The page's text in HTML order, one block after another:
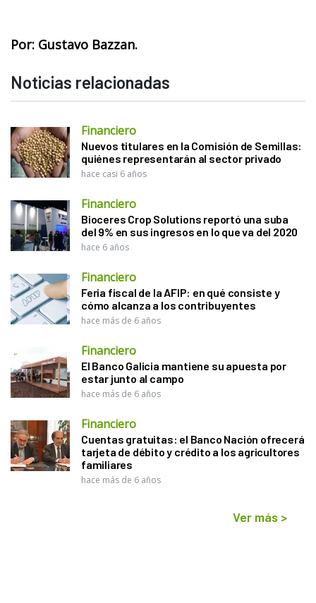
Por: Gustavo Bazzan.
Noticias relacionadas
Financiero
Nuevos titulares en la Comisión de Semillas:
quiénes representarán al sector privado
hace casi 6 años
Financiero
Bioceres Crop Solutions reportó una suba
del 9% en sus ingresos en lo que va del 2020
hace 6 años
Financiero
Feria fiscal de la AFIP: en qué consiste y
cómo alcanza a los contribuyentes
hace más de 6 años
Financiero
El Banco Galicia mantiene su apuesta por
estar junto al campo
hace más de 6 años
Financiero
Cuentas gratuitas: el Banco Nación ofrecerá
tarjeta de débito y crédito a los agricultores
familiares
hace más de 6 años
Ver más >